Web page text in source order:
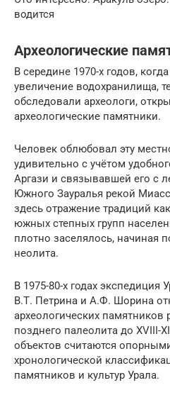
водится
Археологические
В середине 1970-х годов,
увеличение водохранилища,
обследовали археологи,
археологические памятники.
Человек облюбовал эту
удивительно с учётом
Аргази и связывавшей его с
Южного Зауралья рекой
здесь отражение традиций
южных степных групп
плотно заселялось, начиная
неолита.
В 1975-80-х годах экспедиция
В.Т. Петрина и А.Ф. Шорина
археологических памятников
позднего палеолита до XVIII-
объектов считаются
хронологической
памятников и культур Урала.